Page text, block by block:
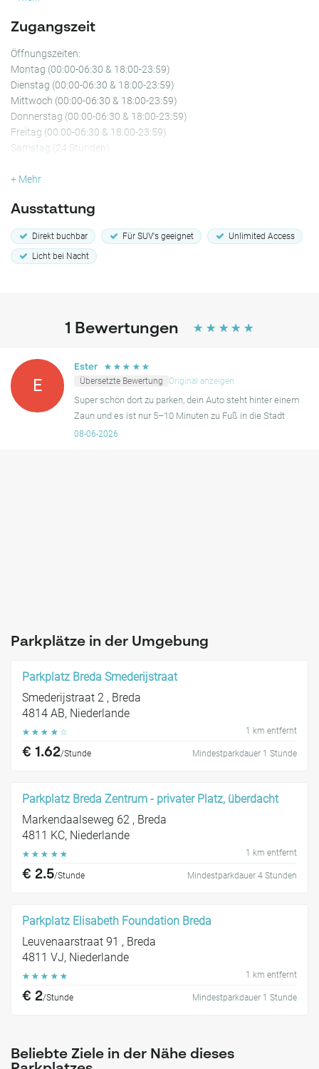
Buche deinen Parkplatz am Parkplatz Emmastraat - Breda Central
Station mit Mobypark und garantiere dir deinen Platz im Herzen von
Breda.
Zugangszeit
Öffnungszeiten:
Montag (00:00-06:30 & 18:00-23:59)
Dienstag (00:00-06:30 & 18:00-23:59)
Mittwoch (00:00-06:30 & 18:00-23:59)
Donnerstag (00:00-06:30 & 18:00-23:59)
Freitag (00:00-06:30 & 18:00-23:59)
Samstag (24 Stunden)
+ Mehr
Ausstattung
Direkt buchbar Für SUV's geeignet
Unlimited Access
Licht bei Nacht
1 Bewertungen ☆ ☆ ☆ ☆ ☆
E
Ester ☆ ☆ ☆ ☆ ☆
Übersetzte Bewertung
Original anzeigen
Super schön dort zu parken, dein Auto steht hinter einem
Zaun und es ist nur 5–10 Minuten zu Fuß in die Stadt
08-06-2026
Parkplätze in der Umgebung
Parkplatz Breda Smederijstraat
Smederijstraat 2 , Breda
4814 AB, Niederlande
☆ ☆ ☆ ☆ ☆ 1 km entfernt
€ 1.62/Stunde Mindestparkdauer 1 Stunde
Parkplatz Breda Zentrum - privater Platz, überdacht
Markendaalseweg 62 , Breda
4811 KC, Niederlande
☆ ☆ ☆ ☆ ☆ 1 km entfernt
€ 2.5/Stunde Mindestparkdauer 4 Stunden
Parkplatz Elisabeth Foundation Breda
Leuvenaarstraat 91 , Breda
4811 VJ, Niederlande
☆ ☆ ☆ ☆ ☆ 1 km entfernt
€ 2/Stunde Mindestparkdauer 1 Stunde
Beliebte Ziele in der Nähe dieses